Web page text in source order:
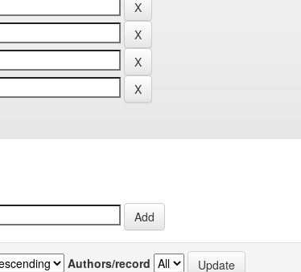
Authors/record